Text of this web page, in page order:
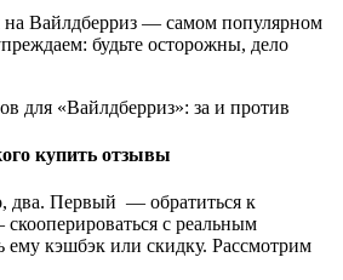
Вайлдберриз — самом популярном
будьте осторожны, дело
купить отзывы
два. Первый — обратиться к
с реальным
ему кэшбэк или скидку. Рассмотрим